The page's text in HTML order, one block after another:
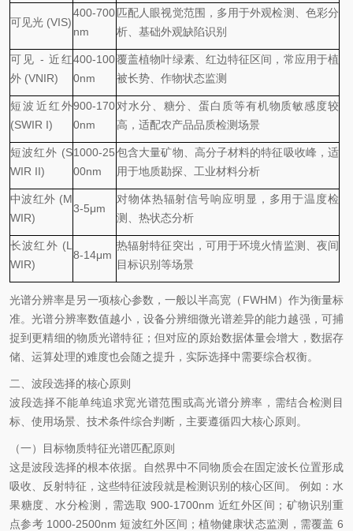
可见光 (VIS)
400-700
nm
匹配人眼视觉范围，多用于外观检测、色彩分
析、基础外观缺陷识别
可见 - 近红
外 (VNIR)
400-100
0nm
覆盖植物叶绿素、红边特征区间，常应用于植
被长势、作物状态监测
短波近红外
(SWIR I)
900-170
0nm
对水分、糖分、蛋白质等有机物质敏感度较
高，适配农产品品质检测场景
短波红外 (S
WIR II)
1000-25
00nm
包含大量矿物、高分子材料的特征吸收峰，适
用于地质勘探、工业材料分析
中波红外 (M
WIR)
3-5μm
对物体热辐射信号响应明显，多用于温度检
测、热状态分析
长波红外 (L
WIR)
8-14μm
热辐射特征突出，可用于环境火情监测、夜间
目标识别等场景
光谱分辨率是另一项核心参数，一般以半高宽（ FWHM）作为衡量标
准。光谱分辨率数值越小，设备分辨细微光谱差异的能力越强，可捕
捉到更精细的物质光谱特征；但对应的原始数据体量会增大，数据存
储、运算处理的难度也会随之提升，实际选择中需要综合权衡。
二、波段选择的核心原则
波段选择不能单纯追求宽光谱范围或高光谱分辨率，需结合检测目
标、使用场景、技术条件综合判断，主要遵循四大核心原则。
（一）目标物质特征光谱匹配原则
这是波段选择的根本依据。自然界中不同物质会在固定波长位置形成
吸收、反射特征，这些特征波段就是检测识别的核心区间。
例如：水
果糖度、水分检测，需选取 900-1700nm 近红外区间；矿物识别重
点参考 1000-2500nm 短波红外区间；植物健康状态监测，需覆盖 6